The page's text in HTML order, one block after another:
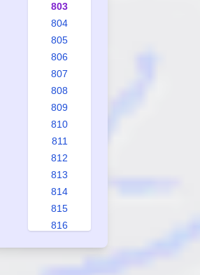
803
804
805
806
807
808
809
810
811
812
813
814
815
816